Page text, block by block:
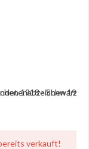
verkauft!